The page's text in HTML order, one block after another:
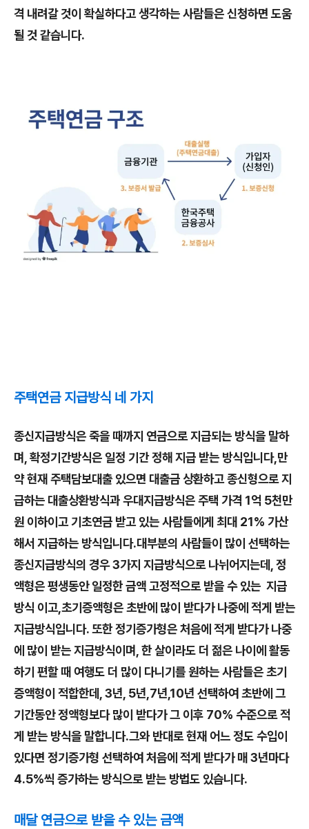
격 내려갈 것이 확실하다고 생각하는 사람들은 신청하면 도움
될 것 같습니다.
주택연금 지급방식 네 가지
종신지급방식은 죽을 때까지 연금으로 지급되는 방식을 말하
며, 확정기간방식은 일정 기간 정해 지급 받는 방식입니다,만
약 현재 주택담보대출 있으면 대출금 상환하고 종신형으로 지
급하는 대출상환방식과 우대지급방식은 주택 가격 1억 5천만
원 이하이고 기초연금 받고 있는 사람들에게 최대 21% 가산
해서 지급하는 방식입니다.대부분의 사람들이 많이 선택하는
종신지급방식의 경우 3가지 지급방식으로 나뉘어지는데, 정
액형은 평생동안 일정한 금액 고정적으로 받을 수 있는 지급
방식 이고,초기증액형은 초반에 많이 받다가 나중에 적게 받는
지급방식입니다. 또한 정기증가형은 처음에 적게 받다가 나중
에 많이 받는 지급방식이며, 한 살이라도 더 젊은 나이에 활동
하기 편할 때 여행도 더 많이 다니기를 원하는 사람들은 초기
증액형이 적합한데, 3년, 5년,7년,10년 선택하여 초반에 그
기간동안 정액형보다 많이 받다가 그 이후 70% 수준으로 적
게 받는 방식을 말합니다.그와 반대로 현재 어느 정도 수입이
있다면 정기증가형 선택하여 처음에 적게 받다가 매 3년마다
4.5%씩 증가하는 방식으로 받는 방법도 있습니다.
매달 연금으로 받을 수 있는 금액